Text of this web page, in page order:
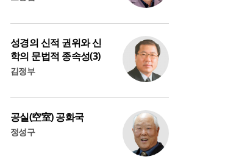
성경의 신적 권위와 신
학의 문법적 종속성(3)
김정부
공실(空室) 공화국
정성구